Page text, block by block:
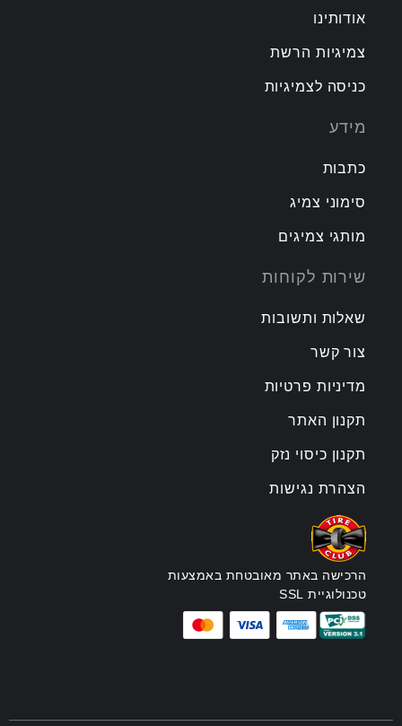
אודותינו
צמיגיות הרשת
כניסה לצמיגיות
מידע
כתבות
סימוני צמיג
מותגי צמיגים
שירות לקוחות
שאלות ותשובות
צור קשר
מדיניות פרטיות
תקנון האתר
תקנון כיסוי נזק
הצהרת נגישות
הרכישה באתר מאובטחת באמצעות
טכנולוגיית SSL